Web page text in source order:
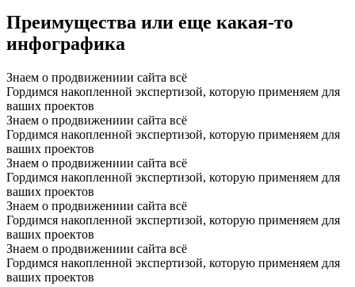
Преимущества или еще какая-то
инфографика
Знаем о продвижениии сайта всё
Гордимся накопленной экспертизой, которую применяем для
ваших проектов
Знаем о продвижениии сайта всё
Гордимся накопленной экспертизой, которую применяем для
ваших проектов
Знаем о продвижениии сайта всё
Гордимся накопленной экспертизой, которую применяем для
ваших проектов
Знаем о продвижениии сайта всё
Гордимся накопленной экспертизой, которую применяем для
ваших проектов
Знаем о продвижениии сайта всё
Гордимся накопленной экспертизой, которую применяем для
ваших проектов